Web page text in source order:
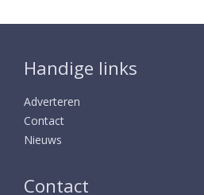
Handige links
Adverteren
Contact
Nieuws
Contact